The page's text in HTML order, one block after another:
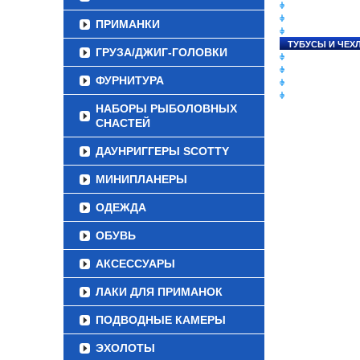
ПРИМАНКИ
ГРУЗА/ДЖИГ-ГОЛОВКИ
ФУРНИТУРА
НАБОРЫ РЫБОЛОВНЫХ
СНАСТЕЙ
ДАУНРИГГЕРЫ SCOTTY
МИНИПЛАНЕРЫ
ОДЕЖДА
ОБУВЬ
АКСЕССУАРЫ
ЛАКИ ДЛЯ ПРИМАНОК
ПОДВОДНЫЕ КАМЕРЫ
ЭХОЛОТЫ
ТУБУСЫ И